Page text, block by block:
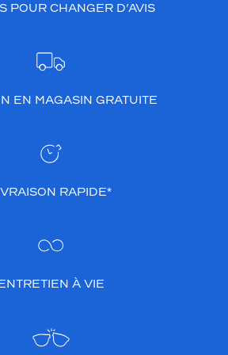
POUR CHANGER D’AVIS
EN MAGASIN GRATUITE
RAPIDE*
À VIE